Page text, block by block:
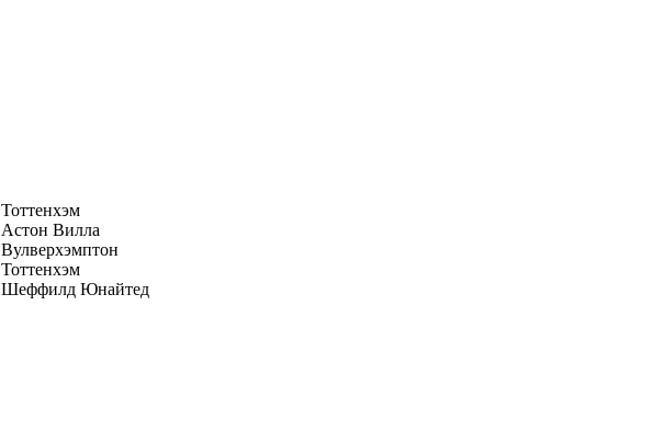
Тоттенхэм
Астон Вилла
Вулверхэмптон
Тоттенхэм
Шеффилд Юнайтед